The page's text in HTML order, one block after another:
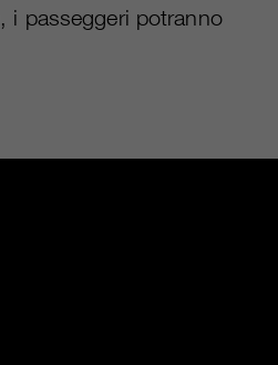
, i passeggeri potranno